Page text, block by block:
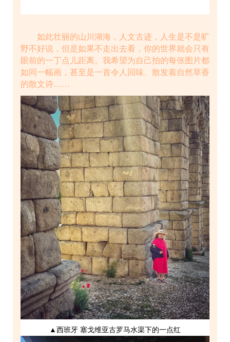
如此壮丽的山川湖海，人文古迹，人生是不是旷
野不好说，但是如果不走出去看，你的世界就会只有
眼前的一丁点儿距离。我希望为自己拍的每张图片都
如同一幅画，甚至是一首令人回味、散发着自然草香
的散文诗……
▲西班牙 塞戈维亚古罗马水渠下的一点红